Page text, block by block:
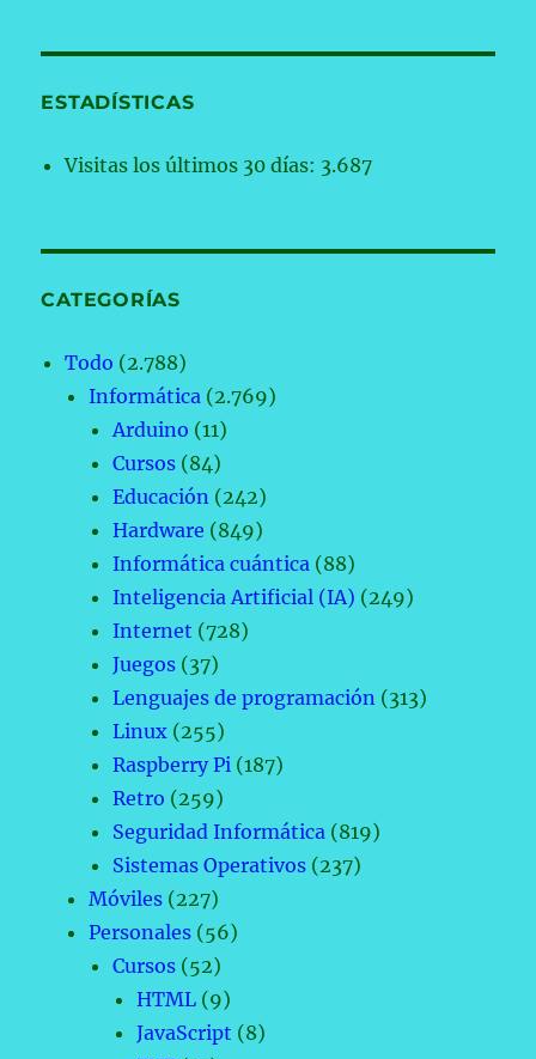
ESTADÍSTICAS
Visitas los últimos 30 días: 3.687
CATEGORÍAS
Todo (2.788)
Informática (2.769)
Arduino (11)
Cursos (84)
Educación (242)
Hardware (849)
Informática cuántica (88)
Inteligencia Artificial (IA) (249)
Internet (728)
Juegos (37)
Lenguajes de programación (313)
Linux (255)
Raspberry Pi (187)
Retro (259)
Seguridad Informática (819)
Sistemas Operativos (237)
Móviles (227)
Personales (56)
Cursos (52)
HTML (9)
JavaScript (8)